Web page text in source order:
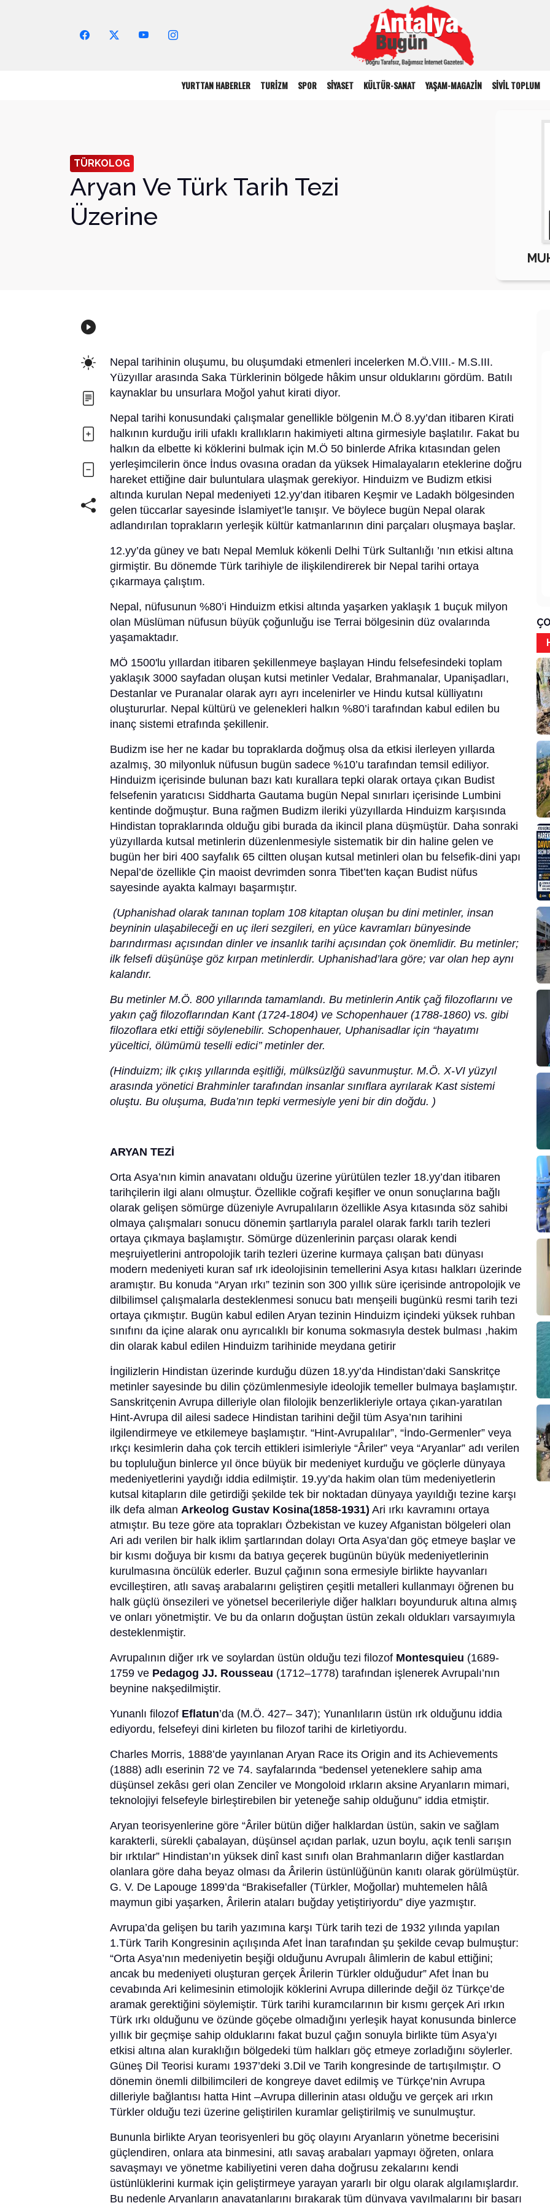
YURTTAN HABERLER TURİZM SPOR SİYASET KÜLTÜR-SANAT YAŞAM-MAGAZİN SİVİL TOPLUM
TÜRKOLOG
Aryan Ve Türk Tarih Tezi
Üzerine
Nepal tarihinin oluşumu, bu oluşumdaki etmenleri incelerken M.Ö.VIII.- M.S.III.
Yüzyıllar arasında Saka Türklerinin bölgede hâkim unsur olduklarını gördüm. Batılı
kaynaklar bu unsurlara Moğol yahut kirati diyor.
Nepal tarihi konusundaki çalışmalar genellikle bölgenin M.Ö 8.yy’dan itibaren Kirati
halkının kurduğu irili ufaklı krallıkların hakimiyeti altına girmesiyle başlatılır. Fakat bu
halkın da elbette ki köklerini bulmak için M.Ö 50 binlerde Afrika kıtasından gelen
yerleşimcilerin önce İndus ovasına oradan da yüksek Himalayaların eteklerine doğru
hareket ettiğine dair buluntulara ulaşmak gerekiyor. Hinduizm ve Budizm etkisi
altında kurulan Nepal medeniyeti 12.yy’dan itibaren Keşmir ve Ladakh bölgesinden
gelen tüccarlar sayesinde İslamiyet’le tanışır. Ve böylece bugün Nepal olarak
adlandırılan toprakların yerleşik kültür katmanlarının dini parçaları oluşmaya başlar.
12.yy’da güney ve batı Nepal Memluk kökenli Delhi Türk Sultanlığı ’nın etkisi altına
girmiştir. Bu dönemde Türk tarihiyle de ilişkilendirerek bir Nepal tarihi ortaya
çıkarmaya çalıştım.
Nepal, nüfusunun %80’i Hinduizm etkisi altında yaşarken yaklaşık 1 buçuk milyon
olan Müslüman nüfusun büyük çoğunluğu ise Terrai bölgesinin düz ovalarında
yaşamaktadır.
MÖ 1500'lu yıllardan itibaren şekillenmeye başlayan Hindu felsefesindeki toplam
yaklaşık 3000 sayfadan oluşan kutsi metinler Vedalar, Brahmanalar, Upanişadları,
Destanlar ve Puranalar olarak ayrı ayrı incelenirler ve Hindu kutsal külliyatını
oluştururlar. Nepal kültürü ve gelenekleri halkın %80’i tarafından kabul edilen bu
inanç sistemi etrafında şekillenir.
Budizm ise her ne kadar bu topraklarda doğmuş olsa da etkisi ilerleyen yıllarda
azalmış, 30 milyonluk nüfusun bugün sadece %10’u tarafından temsil ediliyor.
Hinduizm içerisinde bulunan bazı katı kurallara tepki olarak ortaya çıkan Budist
felsefenin yaratıcısı Siddharta Gautama bugün Nepal sınırları içerisinde Lumbini
kentinde doğmuştur. Buna rağmen Budizm ileriki yüzyıllarda Hinduizm karşısında
Hindistan topraklarında olduğu gibi burada da ikincil plana düşmüştür. Daha sonraki
yüzyıllarda kutsal metinlerin düzenlenmesiyle sistematik bir din haline gelen ve
bugün her biri 400 sayfalık 65 ciltten oluşan kutsal metinleri olan bu felsefik-dini yapı
Nepal’de özellikle Çin maoist devrimden sonra Tibet’ten kaçan Budist nüfus
sayesinde ayakta kalmayı başarmıştır.
(Uphanishad olarak tanınan toplam 108 kitaptan oluşan bu dini metinler, insan
beyninin ulaşabileceği en uç ileri sezgileri, en yüce kavramları bünyesinde
barındırması açısından dinler ve insanlık tarihi açısından çok önemlidir. Bu metinler;
ilk felsefi düşünüşe göz kırpan metinlerdir. Uphanishad’lara göre; var olan hep aynı
kalandır.
Bu metinler M.Ö. 800 yıllarında tamamlandı. Bu metinlerin Antik çağ filozoflarını ve
yakın çağ filozoflarından Kant (1724-1804) ve Schopenhauer (1788-1860) vs. gibi
filozoflara etki ettiği söylenebilir. Schopenhauer, Uphanisadlar için “hayatımı
yüceltici, ölümümü teselli edici’’ metinler der.
(Hinduizm; ilk çıkış yıllarında eşitliği, mülksüzlğü savunmuştur. M.Ö. X-VI yüzyıl
arasında yönetici Brahminler tarafından insanlar sınıflara ayrılarak Kast sistemi
oluştu. Bu oluşuma, Buda’nın tepki vermesiyle yeni bir din doğdu. )
ARYAN TEZİ
Orta Asya’nın kimin anavatanı olduğu üzerine yürütülen tezler 18.yy’dan itibaren
tarihçilerin ilgi alanı olmuştur. Özellikle coğrafi keşifler ve onun sonuçlarına bağlı
olarak gelişen sömürge düzeniyle Avrupalıların özellikle Asya kıtasında söz sahibi
olmaya çalışmaları sonucu dönemin şartlarıyla paralel olarak farklı tarih tezleri
ortaya çıkmaya başlamıştır. Sömürge düzenlerinin parçası olarak kendi
meşruiyetlerini antropolojik tarih tezleri üzerine kurmaya çalışan batı dünyası
modern medeniyeti kuran saf ırk ideolojisinin temellerini Asya kıtası halkları üzerinde
aramıştır. Bu konuda “Aryan ırkı” tezinin son 300 yıllık süre içerisinde antropolojik ve
dilbilimsel çalışmalarla desteklenmesi sonucu batı menşeili bugünkü resmi tarih tezi
ortaya çıkmıştır. Bugün kabul edilen Aryan tezinin Hinduizm içindeki yüksek ruhban
sınıfını da içine alarak onu ayrıcalıklı bir konuma sokmasıyla destek bulması ,hakim
din olarak kabul edilen Hinduizm tarihinide meydana getirir
İngilizlerin Hindistan üzerinde kurduğu düzen 18.yy’da Hindistan’daki Sanskritçe
metinler sayesinde bu dilin çözümlenmesiyle ideolojik temeller bulmaya başlamıştır.
Sanskritçenin Avrupa dilleriyle olan filolojik benzerlikleriyle ortaya çıkan-yaratılan
Hint-Avrupa dil ailesi sadece Hindistan tarihini değil tüm Asya’nın tarihini
ilgilendirmeye ve etkilemeye başlamıştır. “Hint-Avrupalılar”, “İndo-Germenler” veya
ırkçı kesimlerin daha çok tercih ettikleri isimleriyle “Âriler” veya “Aryanlar” adı verilen
bu topluluğun binlerce yıl önce büyük bir medeniyet kurduğu ve göçlerle dünyaya
medeniyetlerini yaydığı iddia edilmiştir. 19.yy’da hakim olan tüm medeniyetlerin
kutsal kitapların dile getirdiği şekilde tek bir noktadan dünyaya yayıldığı tezine karşı
ilk defa alman Arkeolog Gustav Kosina(1858-1931) Ari ırkı kavramını ortaya
atmıştır. Bu teze göre ata toprakları Özbekistan ve kuzey Afganistan bölgeleri olan
Ari adı verilen bir halk iklim şartlarından dolayı Orta Asya’dan göç etmeye başlar ve
bir kısmı doğuya bir kısmı da batıya geçerek bugünün büyük medeniyetlerinin
kurulmasına öncülük ederler. Buzul çağının sona ermesiyle birlikte hayvanları
evcilleştiren, atlı savaş arabalarını geliştiren çeşitli metalleri kullanmayı öğrenen bu
halk güçlü önsezileri ve yönetsel becerileriyle diğer halkları boyunduruk altına almış
ve onları yönetmiştir. Ve bu da onların doğuştan üstün zekalı oldukları varsayımıyla
desteklenmiştir.
Avrupalının diğer ırk ve soylardan üstün olduğu tezi filozof Montesquieu (1689-
1759 ve Pedagog JJ. Rousseau (1712–1778) tarafından işlenerek Avrupalı’nın
beynine nakşedilmiştir.
Yunanlı filozof Eflatun’da (M.Ö. 427– 347); Yunanlıların üstün ırk olduğunu iddia
ediyordu, felsefeyi dini kirleten bu filozof tarihi de kirletiyordu.
Charles Morris, 1888’de yayınlanan Aryan Race its Origin and its Achievements
(1888) adlı eserinin 72 ve 74. sayfalarında “bedensel yeteneklere sahip ama
düşünsel zekâsı geri olan Zenciler ve Mongoloid ırkların aksine Aryanların mimari,
teknolojiyi felsefeyle birleştirebilen bir yeteneğe sahip olduğunu” iddia etmiştir.
Aryan teorisyenlerine göre “Âriler bütün diğer halklardan üstün, sakin ve sağlam
karakterli, sürekli çabalayan, düşünsel açıdan parlak, uzun boylu, açık tenli sarışın
bir ırktılar” Hindistan’ın yüksek dinî kast sınıfı olan Brahmanların diğer kastlardan
olanlara göre daha beyaz olması da Ârilerin üstünlüğünün kanıtı olarak görülmüştür.
G. V. De Lapouge 1899’da “Brakisefaller (Türkler, Moğollar) muhtemelen hâlâ
maymun gibi yaşarken, Ârilerin ataları buğday yetiştiriyordu” diye yazmıştır.
Avrupa’da gelişen bu tarih yazımına karşı Türk tarih tezi de 1932 yılında yapılan
1.Türk Tarih Kongresinin açılışında Afet İnan tarafından şu şekilde cevap bulmuştur:
“Orta Asya’nın medeniyetin beşiği olduğunu Avrupalı âlimlerin de kabul ettiğini;
ancak bu medeniyeti oluşturan gerçek Ârilerin Türkler olduğudur” Afet İnan bu
cevabında Ari kelimesinin etimolojik köklerini Avrupa dillerinde değil öz Türkçe’de
aramak gerektiğini söylemiştir. Türk tarihi kuramcılarının bir kısmı gerçek Ari ırkın
Türk ırkı olduğunu ve özünde göçebe olmadığını yerleşik hayat konusunda binlerce
yıllık bir geçmişe sahip olduklarını fakat buzul çağın sonuyla birlikte tüm Asya’yı
etkisi altına alan kuraklığın bölgedeki tüm halkları göç etmeye zorladığını söylerler.
Güneş Dil Teorisi kuramı 1937’deki 3.Dil ve Tarih kongresinde de tartışılmıştır. O
dönemin önemli dilbilimcileri de kongreye davet edilmiş ve Türkçe’nin Avrupa
dilleriyle bağlantısı hatta Hint –Avrupa dillerinin atası olduğu ve gerçek ari ırkın
Türkler olduğu tezi üzerine geliştirilen kuramlar geliştirilmiş ve sunulmuştur.
Bununla birlikte Aryan teorisyenleri bu göç olayını Aryanların yönetme becerisini
güçlendiren, onlara ata binmesini, atlı savaş arabaları yapmayı öğreten, onlara
savaşmayı ve yönetme kabiliyetini veren daha doğrusu zekalarını kendi
üstünlüklerini kurmak için geliştirmeye yarayan yararlı bir olgu olarak algılamışlardır.
Bu nedenle Aryanların anavatanlarını bırakarak tüm dünyaya yayılmalarını bir başarı
Arama Yap!